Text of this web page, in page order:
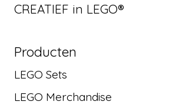
CREATIEF in LEGO®
Producten
LEGO Sets
LEGO Merchandise